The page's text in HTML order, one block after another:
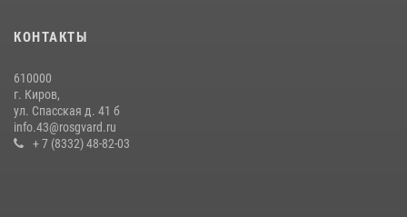
В Кирове и Кирово-Чепецке росгвардейцы задержали
подозреваемых в хулиганстве
19 июля 2026, 07:00
КОНТАКТЫ
610000
г. Киров,
ул. Спасская д. 41 б
info.43@rosgvard.ru
+ 7 (8332) 48-82-03